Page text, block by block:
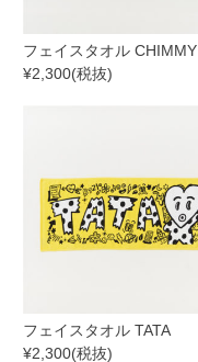
フェイスタオル CHIMMY
¥2,300(税抜)
フェイスタオル TATA
¥2,300(税抜)